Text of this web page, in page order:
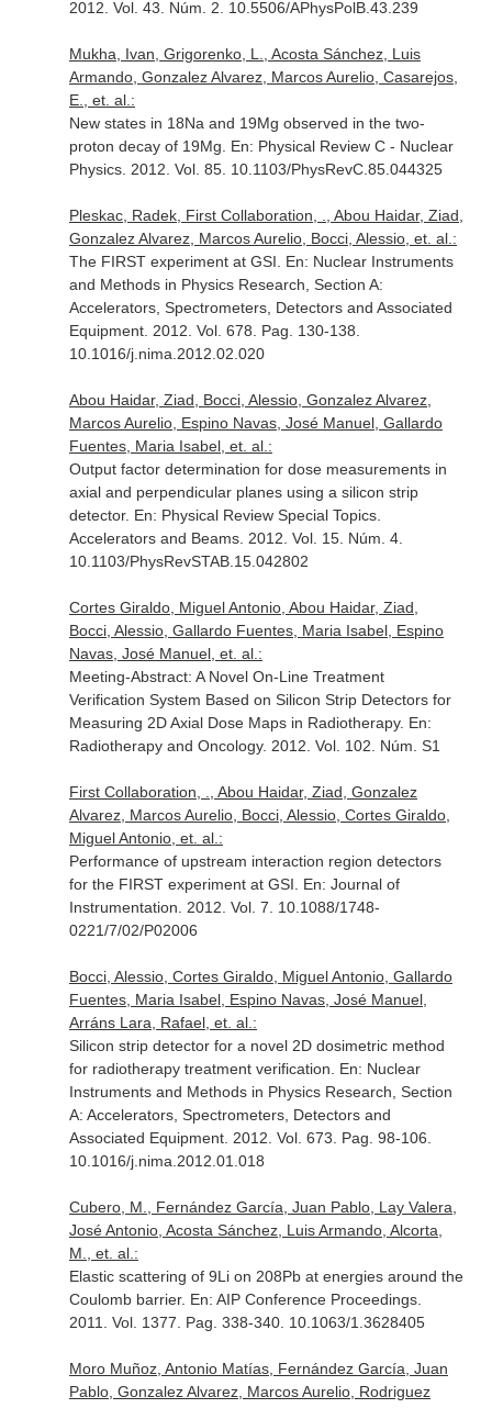
2012. Vol. 43. Núm. 2. 10.5506/APhysPolB.43.239
Mukha, Ivan, Grigorenko, L., Acosta Sánchez, Luis
Armando, Gonzalez Alvarez, Marcos Aurelio, Casarejos,
E., et. al.:
New states in 18Na and 19Mg observed in the two-
proton decay of 19Mg. En: Physical Review C - Nuclear
Physics. 2012. Vol. 85. 10.1103/PhysRevC.85.044325
Pleskac, Radek, First Collaboration, ., Abou Haidar, Ziad,
Gonzalez Alvarez, Marcos Aurelio, Bocci, Alessio, et. al.:
The FIRST experiment at GSI. En: Nuclear Instruments
and Methods in Physics Research, Section A:
Accelerators, Spectrometers, Detectors and Associated
Equipment. 2012. Vol. 678. Pag. 130-138.
10.1016/j.nima.2012.02.020
Abou Haidar, Ziad, Bocci, Alessio, Gonzalez Alvarez,
Marcos Aurelio, Espino Navas, José Manuel, Gallardo
Fuentes, Maria Isabel, et. al.:
Output factor determination for dose measurements in
axial and perpendicular planes using a silicon strip
detector. En: Physical Review Special Topics.
Accelerators and Beams. 2012. Vol. 15. Núm. 4.
10.1103/PhysRevSTAB.15.042802
Cortes Giraldo, Miguel Antonio, Abou Haidar, Ziad,
Bocci, Alessio, Gallardo Fuentes, Maria Isabel, Espino
Navas, José Manuel, et. al.:
Meeting-Abstract: A Novel On-Line Treatment
Verification System Based on Silicon Strip Detectors for
Measuring 2D Axial Dose Maps in Radiotherapy. En:
Radiotherapy and Oncology. 2012. Vol. 102. Núm. S1
First Collaboration, ., Abou Haidar, Ziad, Gonzalez
Alvarez, Marcos Aurelio, Bocci, Alessio, Cortes Giraldo,
Miguel Antonio, et. al.:
Performance of upstream interaction region detectors
for the FIRST experiment at GSI. En: Journal of
Instrumentation . 2012. Vol. 7. 10.1088/1748-
0221/7/02/P02006
Bocci, Alessio, Cortes Giraldo, Miguel Antonio, Gallardo
Fuentes, Maria Isabel, Espino Navas, José Manuel,
Arráns Lara, Rafael, et. al.:
Silicon strip detector for a novel 2D dosimetric method
for radiotherapy treatment verification. En: Nuclear
Instruments and Methods in Physics Research, Section
A: Accelerators, Spectrometers, Detectors and
Associated Equipment. 2012. Vol. 673. Pag. 98-106.
10.1016/j.nima.2012.01.018
Cubero, M., Fernández García, Juan Pablo, Lay Valera,
José Antonio, Acosta Sánchez, Luis Armando, Alcorta,
M., et. al.:
Elastic scattering of 9Li on 208Pb at energies around the
Coulomb barrier. En: AIP Conference Proceedings.
2011. Vol. 1377. Pag. 338-340. 10.1063/1.3628405
Moro Muñoz, Antonio Matías, Fernández García, Juan
Pablo, Gonzalez Alvarez, Marcos Aurelio, Rodriguez